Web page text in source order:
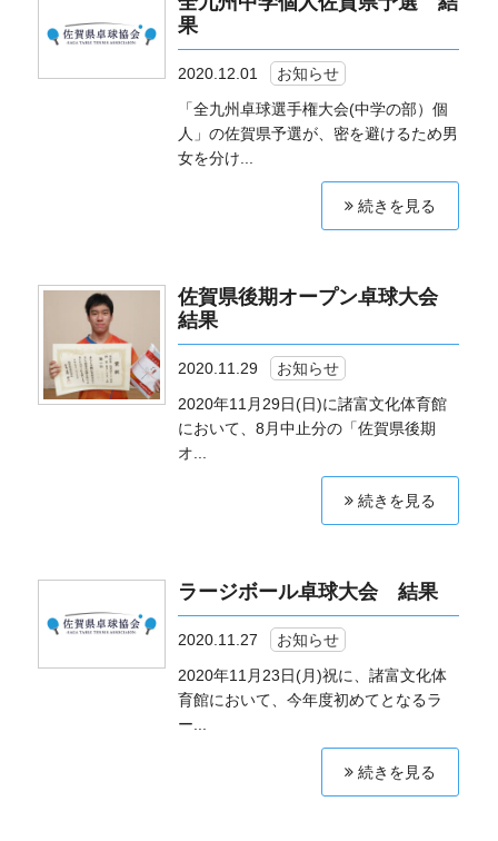
果
2020.12.01
お知らせ
「全九州卓球選手権大会(中学の部）個
人」の佐賀県予選が、密を避けるため男
女を分け...
続きを見る
佐賀県後期オープン卓球大会
結果
2020.11.29
お知らせ
2020年11月29日(日)に諸富文化体育館
において、8月中止分の「佐賀県後期
オ...
続きを見る
ラージボール卓球大会 結果
2020.11.27
お知らせ
2020年11月23日(月)祝に、諸富文化体
育館において、今年度初めてとなるラ
ー...
続きを見る